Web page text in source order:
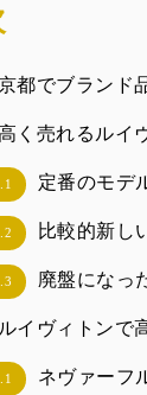
都でブランド
く売れるルイ
定番のモデ
比較的新し
廃盤になっ
ルイヴィトンで
ネヴァーフ